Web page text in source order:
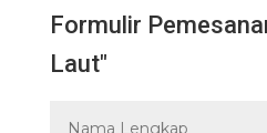
Formulir
Laut"